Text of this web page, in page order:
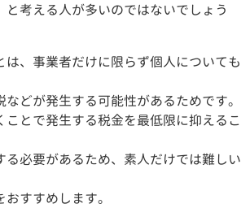
考える人が多いのではないでしょう
、事業者だけに限らず個人についても
どが発生する可能性があるためです。
とで発生する税金を最低限に抑えるこ
必要があるため、素人だけでは難しい
すすめします。